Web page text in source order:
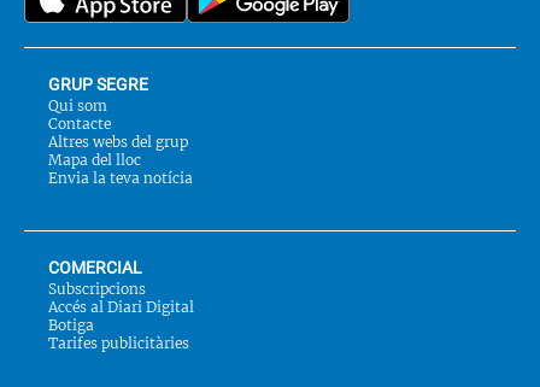
GRUP SEGRE
Qui som
Contacte
Altres webs del grup
Mapa del lloc
Envia la teva notícia
COMERCIAL
Subscripcions
Accés al Diari Digital
Botiga
Tarifes publicitàries